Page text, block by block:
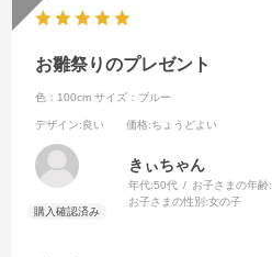
お雛祭りのプレゼント
色：100cm サイズ：ブルー
デザイン:良い 価格:ちょうどよい
きぃちゃん
年代:50代 お子さまの年齢:
お子さまの性別:女の子